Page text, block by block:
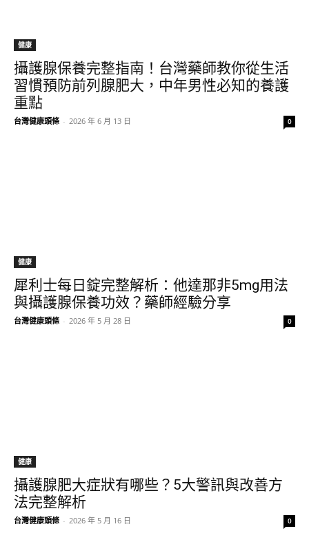
健康
攝護腺保養完整指南！台灣藥師教你從生活
習慣預防前列腺肥大，中年男性必知的養護
重點
台灣健康頭條 - 2026 年 6 月 13 日 0
健康
犀利士每日錠完整解析：他達那非5mg用法
與攝護腺保養功效？藥師經驗分享
台灣健康頭條 - 2026 年 5 月 28 日 0
健康
攝護腺肥大症狀有哪些？5大警訊與改善方
法完整解析
台灣健康頭條 - 2026 年 5 月 16 日 0